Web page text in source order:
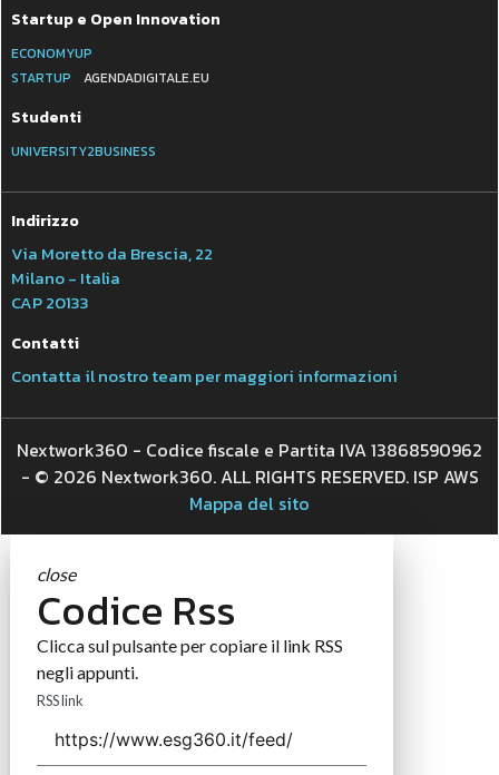
Startup e Open Innovation
ECONOMYUP
STARTUP
AGENDADIGITALE.EU
Studenti
UNIVERSITY2BUSINESS
Indirizzo
Via Moretto da Brescia, 22
Milano - Italia
CAP 20133
Contatti
Contatta il nostro team per maggiori informazioni
Nextwork360 - Codice fiscale e Partita IVA 13868590962
- © 2026 Nextwork360. ALL RIGHTS RESERVED. ISP AWS
Mappa del sito
close
Codice Rss
Clicca sul pulsante per copiare il link RSS
negli appunti.
RSS link